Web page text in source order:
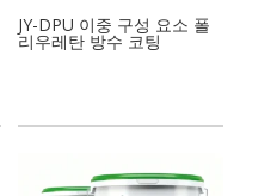
JY-DPU 이중 구성 요소 폴
리우레탄 방수 코팅